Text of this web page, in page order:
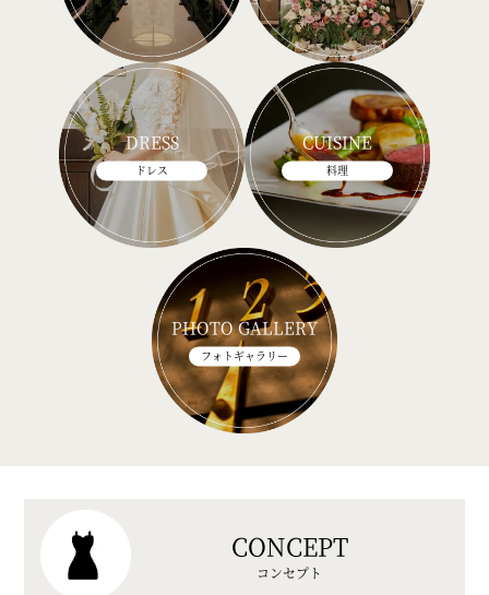
DRESS
ドレス
CUISINE
料理
PHOTO GALLERY
フォトギャラリー
CONCEPT
コンセプト